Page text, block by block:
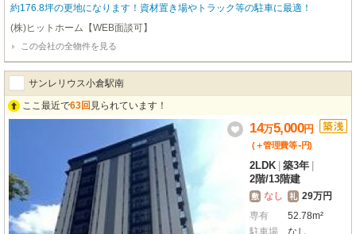
約176.8坪の更地になります！資材置き場やトラック等の駐車に最適！
(株)ヒットホーム【WEB面談可】
この会社の全物件を見る
サンレリウス小倉駅南
ここ最近で63回 見られています！
14万5,000円
(＋管理費等-円)
2LDK 築3年
2階/13階建
敷 なし 礼 29万円
専有
52.78m²
駐車場
なし